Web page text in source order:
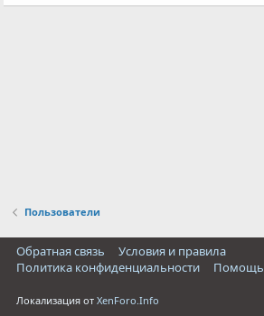
Пользователи
Обратная связь
Условия и правила
Политика конфиденциальности
Помощь
Локализация отXenForo.Info